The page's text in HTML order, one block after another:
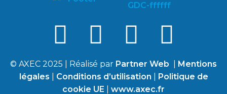
© AXEC 2025 | Réalisé par Partner Web
Mentions
légales
Conditions d’utilisation
Politique de
cookie UE
www.axec.fr